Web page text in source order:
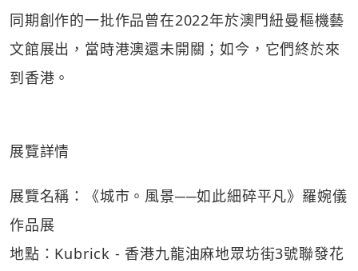
同期創作的一批作品曾在2022年於澳門紐曼樞機藝
文館展出，當時港澳還未開關；如今，它們終於來
到香港。
展覽詳情
展覽名稱：《城市。風景──如此細碎平凡》羅婉儀
作品展
地點：Kubrick - 香港九龍油麻地眾坊街3號聯發花